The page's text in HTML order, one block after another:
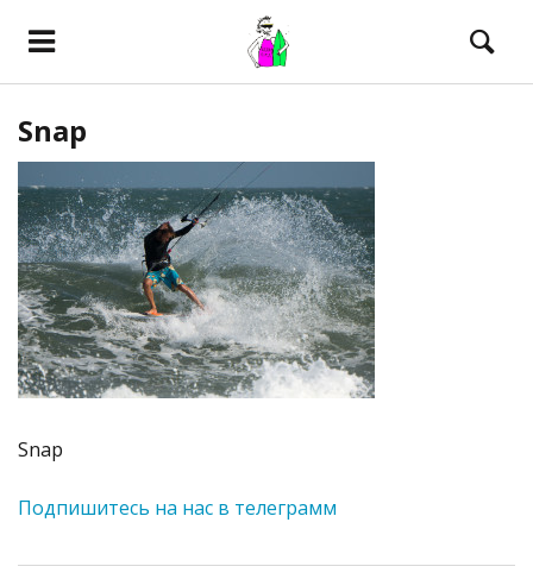
Snap
Snap
Подпишитесь на нас в телеграмм